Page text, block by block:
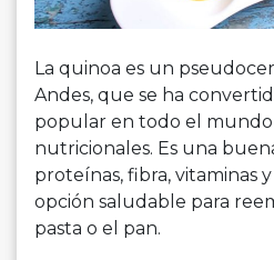
La quinoa es un
Andes, que se ha
popular en todo el
nutricionales. Es una
proteínas, fibra, vitaminas
opción saludable para
pasta o el pan.